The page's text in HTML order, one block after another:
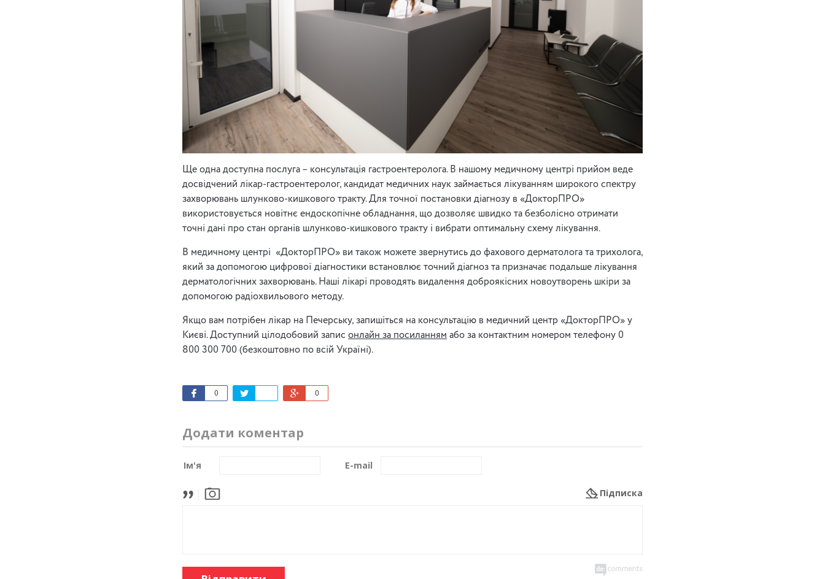
Ще одна доступна послуга – консультація гастроентеролога. В нашому медичному центрі прийом веде
досвідчений лікар-гастроентеролог, кандидат медичних наук займається лікуванням широкого спектру
захворювань шлунково-кишкового тракту. Для точної постановки діагнозу в «ДокторПРО»
використовується новітнє ендоскопічне обладнання, що дозволяє швидко та безболісно отримати
точні дані про стан органів шлунково-кишкового тракту і вибрати оптимальну схему лікування.
В медичному центрі «ДокторПРО» ви також можете звернутись до фахового дерматолога та трихолога,
який за допомогою цифрової діагностики встановлює точний діагноз та призначає подальше лікування
дерматологічних захворювань. Наші лікарі проводять видалення доброякісних новоутворень шкіри за
допомогою радіохвильового методу.
Якщо вам потрібен лікар на Печерську, запишіться на консультацію в медичний центр «ДокторПРО» у
Києві. Доступний цілодобовий запис онлайн за посиланням або за контактним номером телефону 0
800 300 700 (безкоштовно по всій Україні).
0 0
Додати коментар
Ім'я E-mail
Підписка